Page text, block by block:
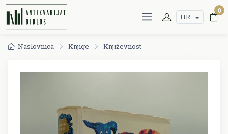
HR
0
Naslovnica Knjige Književnost